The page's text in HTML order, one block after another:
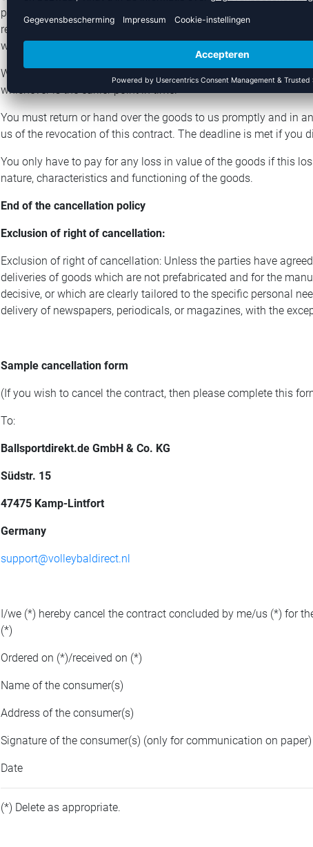
promptly and at the latest within fourteen days from the day
repayment, we will use the same means of payment that you
with you; for the refund, 2.00 EUR will then be deducted from
We may refuse repayment until we have received the goods
whichever is the earlier point in time.
You must return or hand over the goods to us promptly and in
us of the revocation of this contract. The deadline is met if you
You only have to pay for any loss in value of the goods if this
nature, characteristics and functioning of the goods.
End of the cancellation policy
Exclusion of right of cancellation:
Exclusion of right of cancellation: Unless the parties have
deliveries of goods which are not prefabricated and for the
decisive, or which are clearly tailored to the specific personal
delivery of newspapers, periodicals, or magazines, with the
Sample cancellation form
(If you wish to cancel the contract, then please complete this
To:
Ballsportdirekt.de GmbH & Co. KG
Südstr. 15
47475 Kamp-Lintfort
Germany
support@volleybaldirect.nl
I/we (*) hereby cancel the contract concluded by me/us (*) for
(*)
Ordered on (*)/received on (*)
Name of the consumer(s)
Address of the consumer(s)
Signature of the consumer(s) (only for communication on paper)
Date
(*) Delete as appropriate.